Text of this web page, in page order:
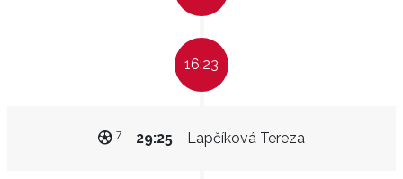
16:23
Lapčíková Tereza
29:25
7